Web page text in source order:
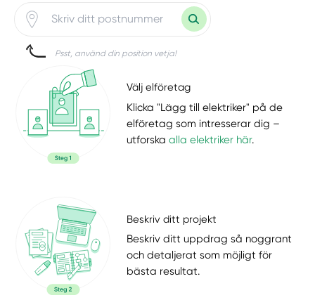
Psst, använd din position vetja!
Välj elföretag
Klicka "Lägg till elektriker" på de
elföretag som intresserar dig –
utforskaalla elektriker här.
Beskriv ditt projekt
Beskriv ditt uppdrag så noggrant
och detaljerat som möjligt för
bästa resultat.